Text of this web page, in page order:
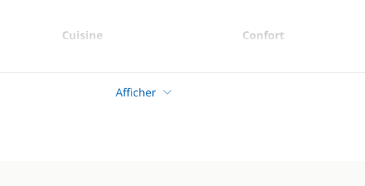
Cuisine
Cuisinière
Confort
Afficher